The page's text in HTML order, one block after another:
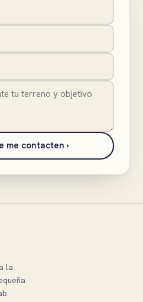
me contacten ›
la